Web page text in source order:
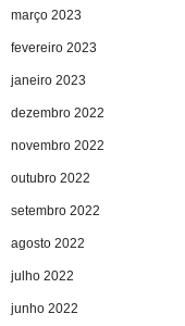
março 2023
fevereiro 2023
janeiro 2023
dezembro 2022
novembro 2022
outubro 2022
setembro 2022
agosto 2022
julho 2022
junho 2022